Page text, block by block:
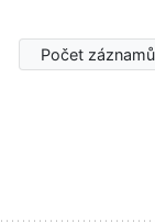
Počet